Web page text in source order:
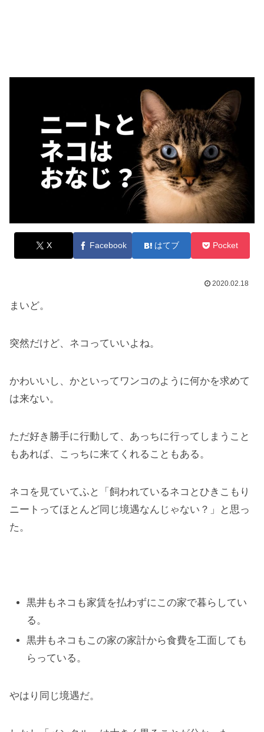
X Facebook はてブ Pocket
2020.02.18
まいど。
突然だけど、ネコっていいよね。
かわいいし、かといってワンコのように何かを求めて
は来ない。
ただ好き勝手に行動して、あっちに行ってしまうこと
もあれば、こっちに来てくれることもある。
ネコを見ていてふと「飼われているネコとひきこもり
ニートってほとんど同じ境遇なんじゃない？」と思っ
た。
黒井もネコも家賃を払わずにこの家で暮らしてい
る。
黒井もネコもこの家の家計から食費を工面しても
らっている。
やはり同じ境遇だ。